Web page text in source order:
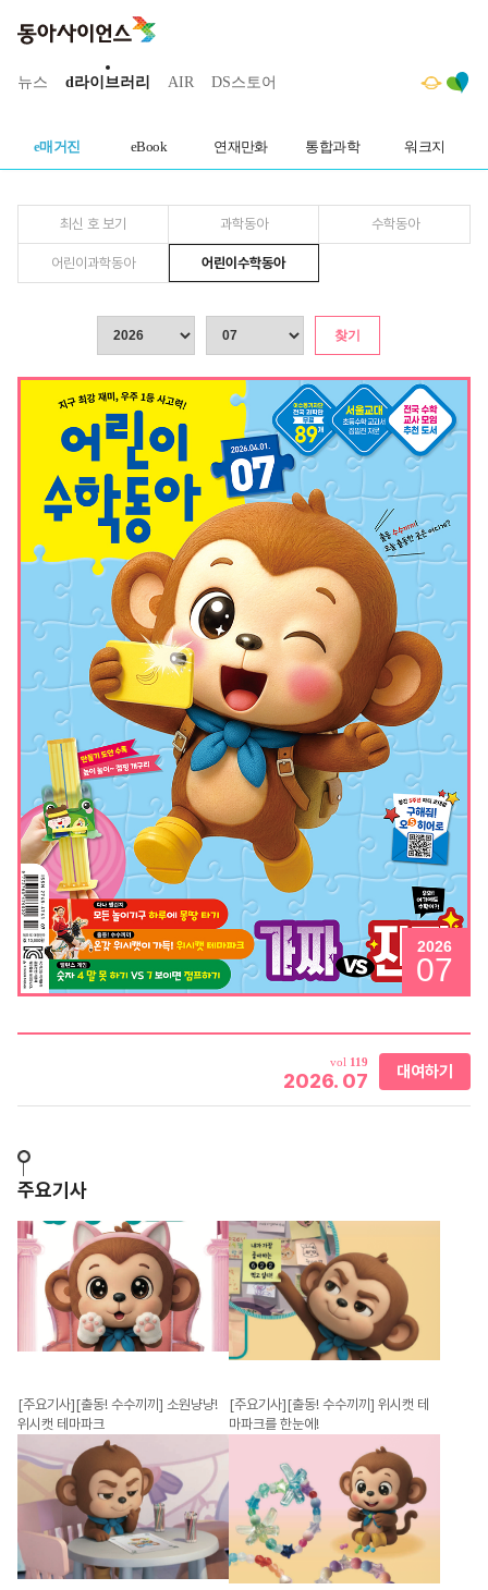
뉴스 d라이브러리 AIR DS스토어
e매거진 eBook 연재만화 통합과학 워크지
최신 호 보기 과학동아 수학동아
어린이과학동아 어린이수학동아
2026
07
vol 119
2026. 07 대여하기
주요기사
[주요기사][출동! 수수끼끼] 소원냥냥!
위시캣 테마파크
[주요기사][출동! 수수끼끼] 위시캣 테
마파크를 한눈에!